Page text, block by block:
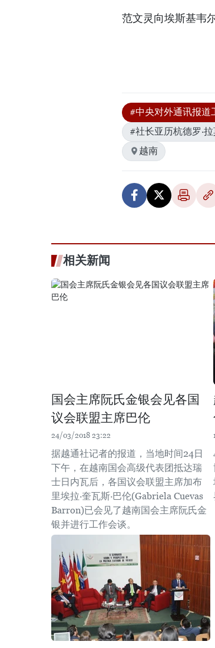
范文灵向埃斯基韦
#中央对外通讯报道
#社长亚历杭德罗·
越南
相关新闻
国会主席阮氏金银会见各国
议会联盟主席巴伦
24/03/2018 23:22
据越通社记者的报道，当地时间24日
下午，在越南国会高级代表团抵达瑞
士日内瓦后，各国议会联盟主席加布
里埃拉·奎瓦斯·巴伦(Gabriela Cuevas
Barron)已会见了越南国会主席阮氏金
银并进行工作会谈。